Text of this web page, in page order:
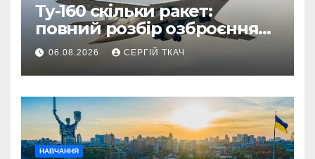
Ту-160 скільки ракет:
повний розбір озброєння
стратегічного
бомбардувальника
06.08.2026 СЕРГІЙ ТКАЧ
НАВЧАННЯ